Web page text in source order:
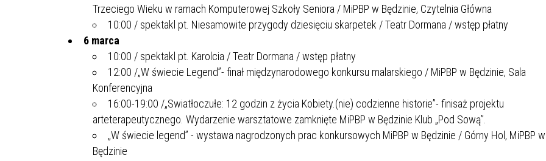
BĘDZIŃSKA AKADEMIA MAŁEGO
SPORTOWCA
AKCJA ŻYJ ZDROWO BEZ
GDZIE MOŻNA ZNALEŹĆ I JAK
PROJEKT EKOLIDERKI
WZMOCNIENIE PROCESU
SPRAWIEDLIWEJ TRANSFORMACJI
ŚLĄSKA
INFORMATYK – JAK ZOSTAĆ?
WYMAGANIA, ZAROBKI
KULTURY
Trzeciego Wieku w ramach Komputerowej Szkoły Seniora / MiPBP w Będzinie, Czytelnia Główna
10:00 / spektakl pt. Niesamowite przygody dziesięciu skarpetek / Teatr Dormana / wstęp płatny
6 marca
10:00 / spektakl pt. Karolcia / Teatr Dormana / wstęp płatny
12:00 /„W świecie Legend”- finał międzynarodowego konkursu malarskiego / MiPBP w Będzinie, Sala
Konferencyjna
16:00-19:00 /„Swiatłoczułe: 12 godzin z życia Kobiety.(nie) codzienne historie”- finisaż projektu
arteterapeutycznego. Wydarzenie warsztatowe zamknięte MiPBP w Będzinie Klub „Pod Sową”.
„W świecie legend” - wystawa nagrodzonych prac konkursowych MiPBP w Będzinie / Górny Hol, MiPBP w
Będzinie